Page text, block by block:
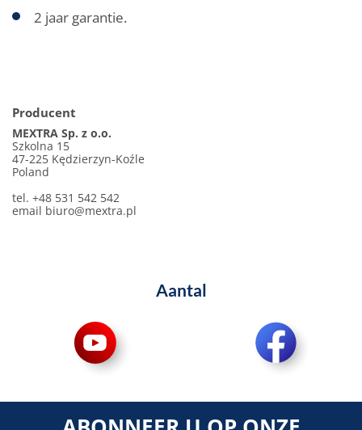
2 jaar garantie.
Producent
MEXTRA Sp. z o.o.
Szkolna 15
47-225 Kędzierzyn-Koźle
Poland
tel. +48 531 542 542
email biuro@mextra.pl
Aantal